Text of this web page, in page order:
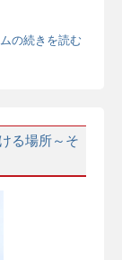
の続きを読む
る場所～そ